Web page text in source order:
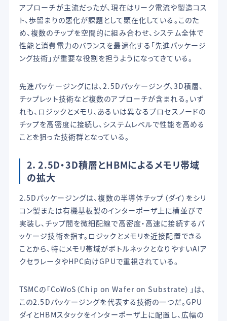
アプローチが主流だったが、現在はリーク電流や製造コス
ト、歩留まりの悪化が課題として顕在化している。このた
め、複数のチップを空間的に組み合わせ、システム全体で
性能と消費電力のバランスを最適化する「先進パッケージ
ング技術」が重要な役割を担うようになってきている。
先進パッケージングには、2.5Dパッケージング、3D積層、
チップレット技術など複数のアプローチが含まれる。いず
れも、ロジックとメモリ、あるいは異なるプロセスノードの
チップを高密度に接続し、システムレベルで性能を高める
ことを狙った技術群となっている。
2．2.5D・3D積層とHBMによるメモリ帯域
の拡大
2.5Dパッケージングは、複数の半導体チップ（ダイ）をシリ
コン製または有機基板製のインターポーザ上に横並びで
実装し、チップ間を微細配線で高密度・高速に接続するパ
ッケージ技術を指す。ロジックとメモリを近接配置できる
ことから、特にメモリ帯域がボトルネックとなりやすいAIア
クセラレータやHPC向けGPUで重視されている。
TSMCの「CoWoS（Chip on Wafer on Substrate）」は、
この2.5Dパッケージングを代表する技術の一つだ。GPU
ダイとHBMスタックをインターポーザ上に配置し、広幅の